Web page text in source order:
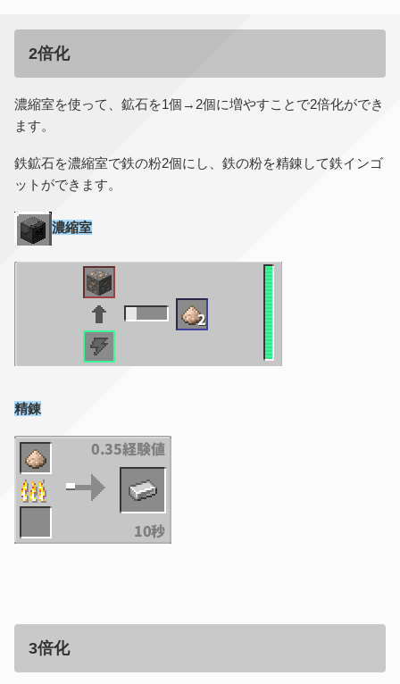
2倍化
濃縮室を使って、鉱石を1個→2個に増やすことで2倍化ができ
ます。
鉄鉱石を濃縮室で鉄の粉2個にし、鉄の粉を精錬して鉄インゴ
ットができます。
濃縮室
精錬
3倍化